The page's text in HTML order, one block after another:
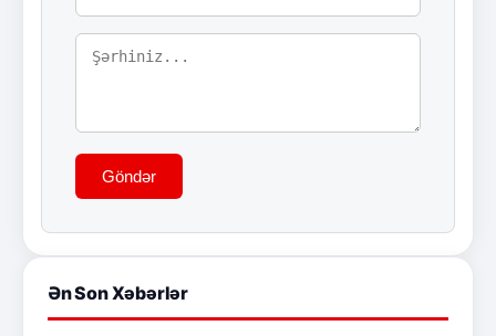
Göndər
Ən Son Xəbərlər